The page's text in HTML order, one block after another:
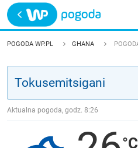
Trwa ładowanie
POLSKA
JAKOŚĆ POWIETRZA
POGODA WP.PL GHANA
Aktualna pogoda, godz. 8:26